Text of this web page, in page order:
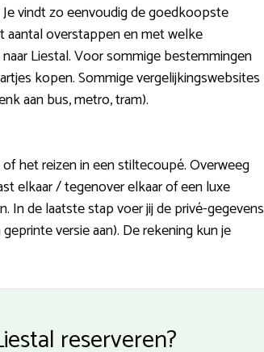
vindt zo eenvoudig de goedkoopste
aantal overstappen en met welke
Liestal. Voor sommige bestemmingen
kopen. Sommige vergelijkingswebsites
aan bus, metro, tram).
het reizen in een stiltecoupé. Overweeg
elkaar / tegenover elkaar of een luxe
In de laatste stap voer jij de privé-gegevens
versie aan). De rekening kun je
reserveren?